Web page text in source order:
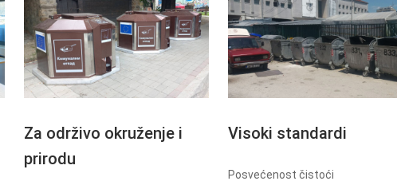
Za održivo okruženje i
prirodu
Visoki standardi
Posvećenost čistoći